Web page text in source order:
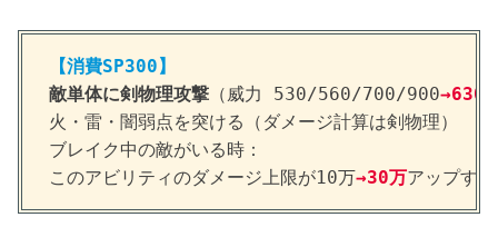
【消費SP300】
敵単体に剣物理攻撃 （威力 530/560/700/900
火・雷・闇弱点を突ける（ダメージ計算は剣物理）
ブレイク中の敵がいる時：
このアビリティのダメージ上限が10万→30万アップする